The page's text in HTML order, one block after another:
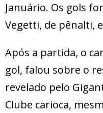
Januário. Os gols
Vegetti, de pênalti,
Após a partida, o
gol, falou sobre o
revelado pelo
Clube carioca,